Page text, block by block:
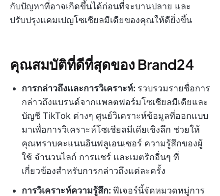
กับปัญหาที่อาจเกิดขึ้นได้ก่อนที่จะบานปลาย และ
ปรับปรุงแคมเปญโซเชียลมีเดียของคุณให้ดียิ่งขึ้น
คุณสมบัติที่ดีที่สุดของ Brand24
การกล่าวถึงและการวิเคราะห์: รวบรวมรายชื่อการ
กล่าวถึงแบรนด์จากแพลตฟอร์มโซเชียลมีเดียและ
บัญชี TikTok ต่างๆ ศูนย์วิเคราะห์ข้อมูลที่ออกแบบ
มาเพื่อการวิเคราะห์โซเชียลมีเดียเชิงลึก ช่วยให้
คุณทราบคะแนนอินฟลูเอนเซอร์ ความรู้สึกของผู้
ใช้ จำนวนไลก์ การแชร์ และเมตริกอื่นๆ ที่
เกี่ยวข้องสำหรับการกล่าวถึงแต่ละครั้ง
การวิเคราะห์ความรู้สึก: ฟีเจอร์นี้จัดหมวดหมู่การ